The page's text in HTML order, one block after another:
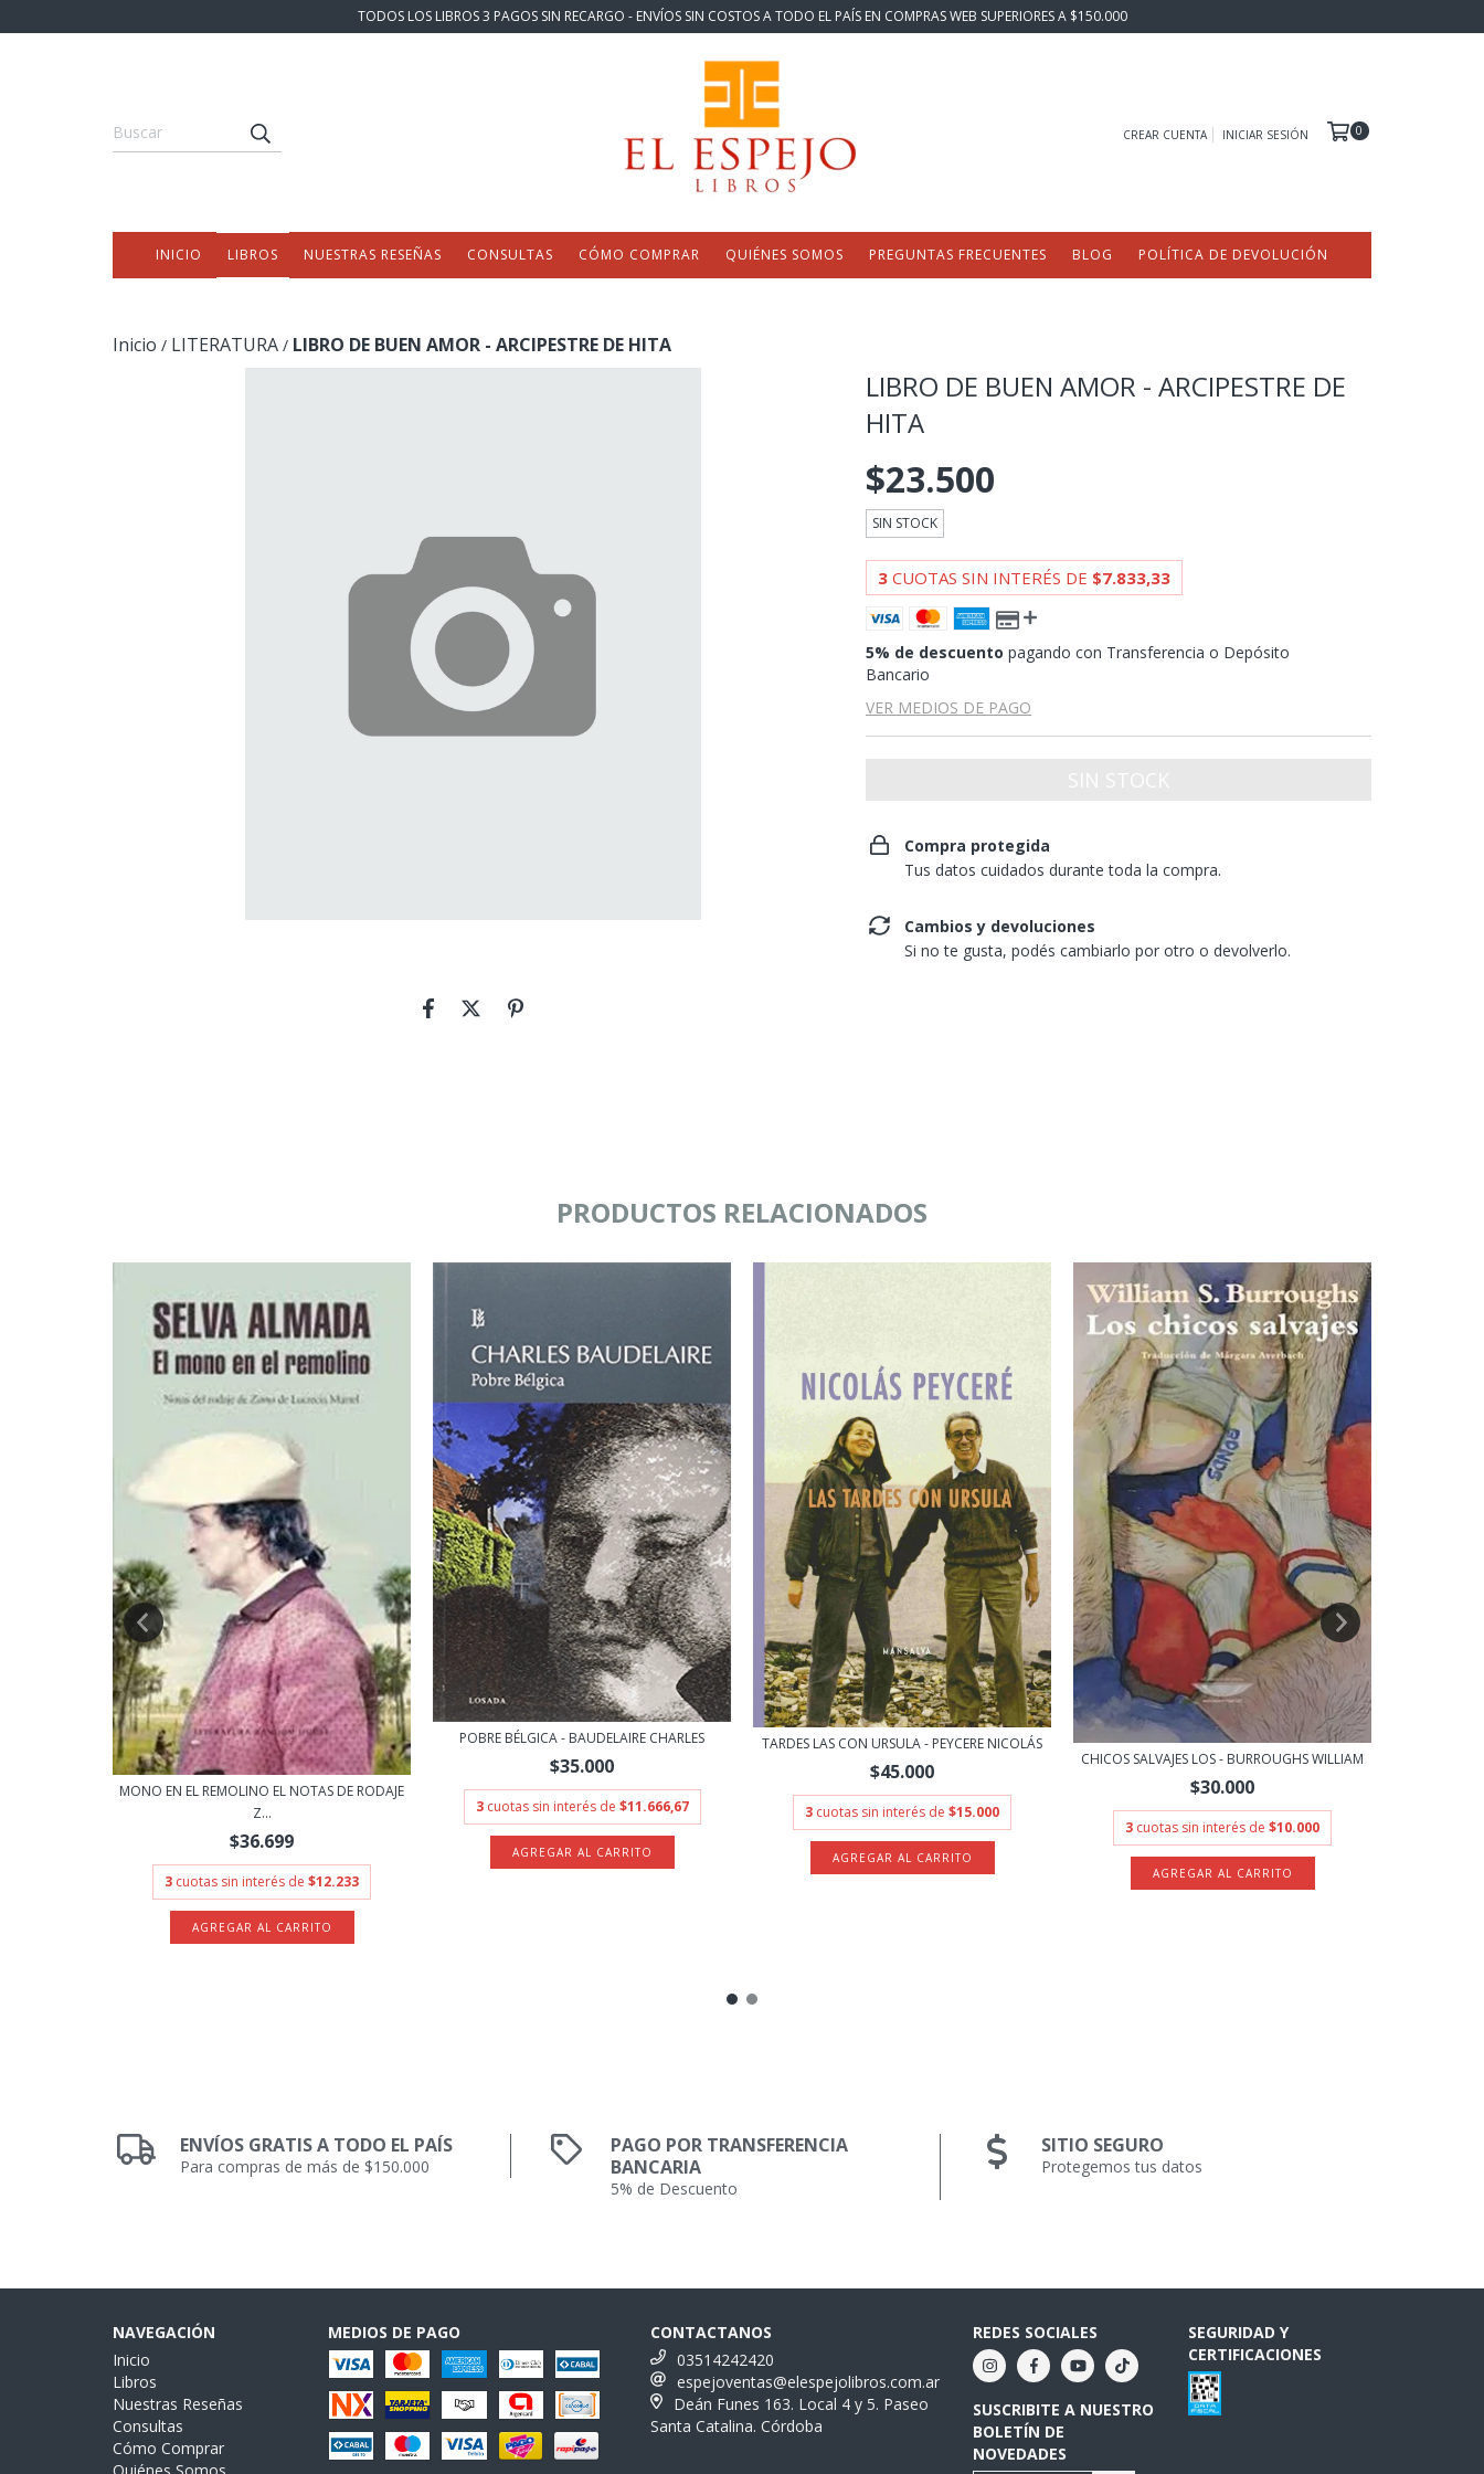
TODOS LOS LIBROS 3 PAGOS SIN RECARGO - ENVÍOS SIN COSTOS A TODO EL PAÍS EN COMPRAS WEB SUPERIORES A $150.000
CREAR CUENTA INICIAR SESIÓN 0
INICIO LIBROS NUESTRAS RESEÑAS CONSULTAS CÓMO COMPRAR QUIÉNES SOMOS PREGUNTAS FRECUENTES BLOG POLÍTICA DE DEVOLUCIÓN
Inicio / LITERATURA / LIBRO DE BUEN AMOR - ARCIPESTRE DE HITA
LIBRO DE BUEN AMOR - ARCIPESTRE DE
HITA
$23.500
SIN STOCK
3 CUOTAS SIN INTERÉS DE $7.833,33
5% de descuento pagando con Transferencia o Depósito
Bancario
VER MEDIOS DE PAGO
Compra protegida
Tus datos cuidados durante toda la compra.
Cambios y devoluciones
Si no te gusta, podés cambiarlo por otro o devolverlo.
PRODUCTOS RELACIONADOS
MONO EN EL REMOLINO EL NOTAS DE RODAJE
Z...
$36.699
3 cuotas sin interés de $12.233
POBRE BÉLGICA - BAUDELAIRE CHARLES
$35.000
3 cuotas sin interés de $11.666,67
TARDES LAS CON URSULA - PEYCERE NICOLÁS
$45.000
3 cuotas sin interés de $15.000
CHICOS SALVAJES LOS - BURROUGHS WILLIAM
$30.000
3 cuotas sin interés de $10.000
ENVÍOS GRATIS A TODO EL PAÍS
Para compras de más de $150.000
PAGO POR TRANSFERENCIA
BANCARIA
5% de Descuento
SITIO SEGURO
Protegemos tus datos
NAVEGACIÓN
Inicio
Libros
Nuestras Reseñas
Consultas
Cómo Comprar
MEDIOS DE PAGO
CONTACTANOS
03514242420
espejoventas@elespejolibros.com.ar
Deán Funes 163. Local 4 y 5. Paseo
Santa Catalina. Córdoba
REDES SOCIALES
SUSCRIBITE A NUESTRO
BOLETÍN DE
NOVEDADES
SEGURIDAD Y
CERTIFICACIONES